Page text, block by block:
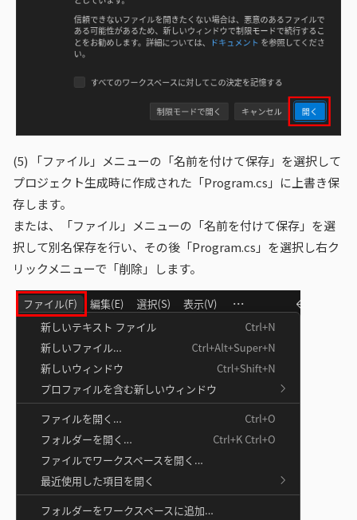
(5)
「ファイル」メニューの「名前を付けて保存」を選択して
プロジェクト生成時に作成された「Program.cs」に上書き保
存します。
または、「ファイル」メニューの「名前を付けて保存」を選
択して別名保存を行い、その後「Program.cs」を選択し右ク
リックメニューで「削除」します。